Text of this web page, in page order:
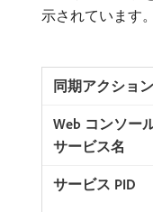
示されています。